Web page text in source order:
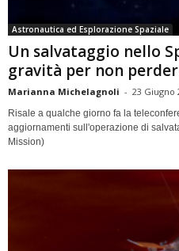
Astronautica ed Esplorazione Spaziale
Un salvataggio nello
gravità per non
Marianna Michelagnoli - 23 Giugno
Risale a qualche giorno fa la
aggiornamenti sull'operazione di
Mission)